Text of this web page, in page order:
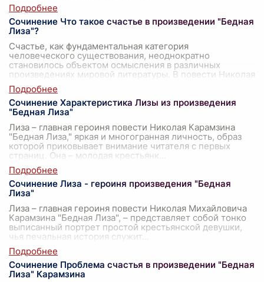
Сочинение Что такое счастье в произведении "Бедная
Лиза"?
Счастье, как фундаментальная категория
человеческого существования, неоднократно
становилось объектом осмысления в различных
произведениях мировой литературы. В повести Николая
Мих
Сочинение Характеристика Лизы из произведения
"Бедная Лиза"
Лиза – главная героиня повести Николая Карамзина
"Бедная Лиза," яркая и многогранная личность, образ
которой приковывает внимание читателя с первых
страниц. Она – молодая крестьянк
Сочинение Лиза - героиня произведения "Бедная
Лиза"
Лиза – главная героиня повести Николая Михайловича
Карамзина "Бедная Лиза", – представляет собой тонко
выписанный портрет простой крестьянской девушки,
чья печальная история служит
Сочинение Проблема счастья в произведении "Бедная
Лиза" Карамзина